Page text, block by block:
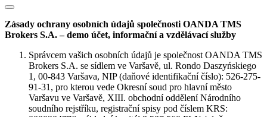
Zásady ochrany osobních údajů společnosti OANDA TMS
Brokers S.A. – demo účet, informační a vzdělávací služby
Správcem vašich osobních údajů je společnost OANDA TMS
Brokers S.A. se sídlem ve Varšavě, ul. Rondo Daszyńskiego
1, 00-843 Varšava, NIP (daňové identifikační číslo): 526-275-
91-31, pro kterou vede Okresní soud pro hlavní město
Varšavu ve Varšavě, XIII. obchodní oddělení Národního
soudního rejstříku, registrační spisy pod číslem KRS: